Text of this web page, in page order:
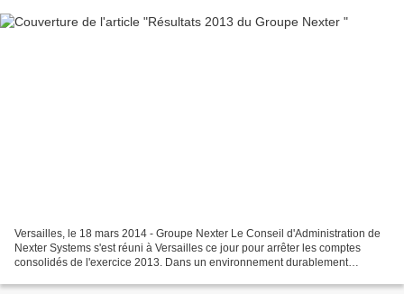
Versailles, le 18 mars 2014 - Groupe Nexter Le Conseil d'Administration de
Nexter Systems s'est réuni à Versailles ce jour pour arrêter les comptes
consolidés de l'exercice 2013. Dans un environnement durablement